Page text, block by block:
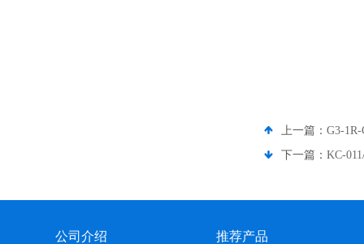
上一篇： G3-
下一篇： KC-
公司介绍 推荐产品